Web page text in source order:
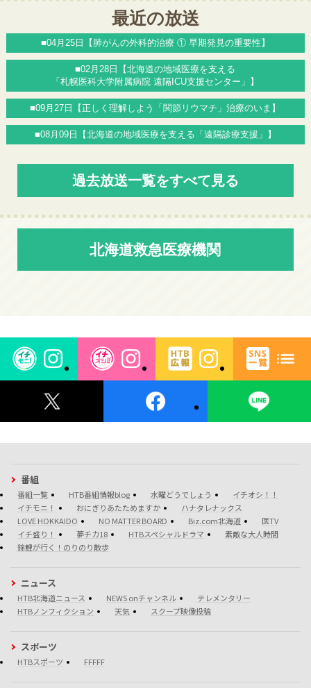
最近の放送
■04月25日【肺がんの外科的治療 ① 早期発見の重要性】
■02月28日【北海道の地域医療を支える
「札幌医科大学附属病院 遠隔ICU支援センター」】
■09月27日【正しく理解しよう「関節リウマチ」治療のいま】
■08月09日【北海道の地域医療を支える「遠隔診療支援」】
過去放送一覧をすべて見る
北海道救急医療機関
番組
番組一覧 HTB番組情報blog 水曜どうでしょう
イチオシ！！
イチモニ！
おにぎりあたためますか
ハナタレナックス
LOVE HOKKAIDO
NO MATTER BOARD Biz.com北海道
医TV
イチ盛り！
夢チカ18 HTBスペシャルドラマ
素敵な大人時間
錦鯉が行く！のりのり散歩
ニュース
HTB北海道ニュース NEWS onチャンネル
テレメンタリー
HTBノンフィクション
天気 スクープ映像投稿
スポーツ
HTBスポーツ FFFFF